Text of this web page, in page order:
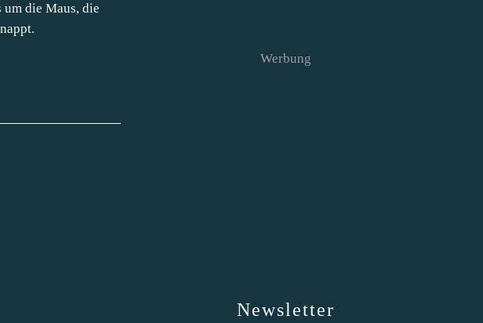
die Maus, die
Newsletter
Werbung